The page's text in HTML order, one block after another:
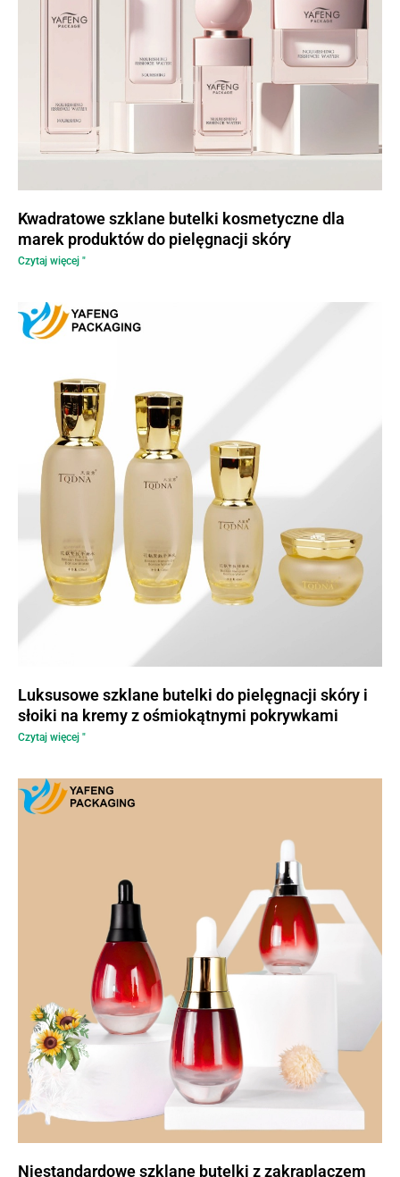
Kwadratowe szklane butelki kosmetyczne dla
marek produktów do pielęgnacji skóry
Czytaj więcej "
Luksusowe szklane butelki do pielęgnacji skóry i
słoiki na kremy z ośmiokątnymi pokrywkami
Czytaj więcej "
Niestandardowe szklane butelki z zakraplaczem